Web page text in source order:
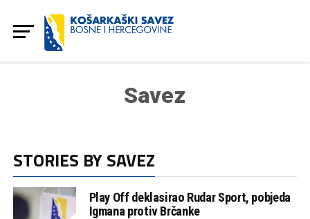
Savez
STORIES BY SAVEZ
Play Off deklasirao Rudar Sport, pobjeda
Igmana protiv Brčanke